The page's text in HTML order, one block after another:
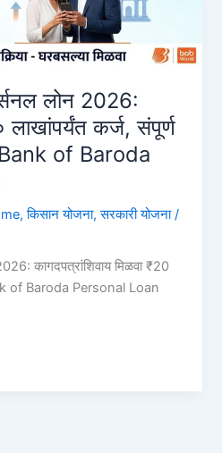
लोन 2026:
कर्ज, संपूर्ण
Bank of Baroda
,किसान योजना,सरकारी योजना/
कागदपत्रांशिवाय मिळवा ₹20
of Baroda Personal Loan